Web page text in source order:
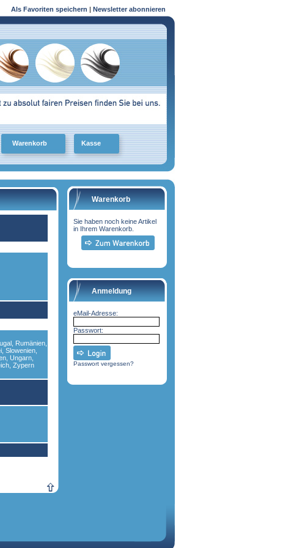
Warenkorb Kasse
Als Favoriten speichern | Newsletter abonnieren
Rumänien,
Slowenien,
Ungarn,
Zypern
Warenkorb
Sie haben noch keine Artikel
in Ihrem Warenkorb.
Anmeldung
eMail-Adresse:
Passwort:
Passwort vergessen?